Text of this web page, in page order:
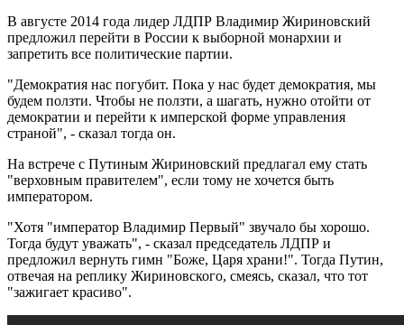
В августе 2014 года лидер ЛДПР Владимир Жириновский
предложил перейти в России к выборной монархии и
запретить все политические партии.
"Демократия нас погубит. Пока у нас будет демократия, мы
будем ползти. Чтобы не ползти, а шагать, нужно отойти от
демократии и перейти к имперской форме управления
страной", - сказал тогда он.
На встрече с Путиным Жириновский предлагал ему стать
"верховным правителем", если тому не хочется быть
императором.
"Хотя "император Владимир Первый" звучало бы хорошо.
Тогда будут уважать", - сказал председатель ЛДПР и
предложил вернуть гимн "Боже, Царя храни!". Тогда Путин,
отвечая на реплику Жириновского, смеясь, сказал, что тот
"зажигает красиво".